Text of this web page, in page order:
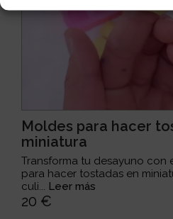
Moldes para hacer
miniatura
Transforma tu desayuno con
para hacer tostadas en
culi... Leer más
20 €